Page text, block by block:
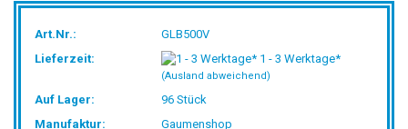
Art.Nr.:
GLB500V
Lieferzeit:
1 - 3 Werktage*
(Ausland abweichend)
Auf Lager: 96 Stück
Manufaktur:
Gaumenshop